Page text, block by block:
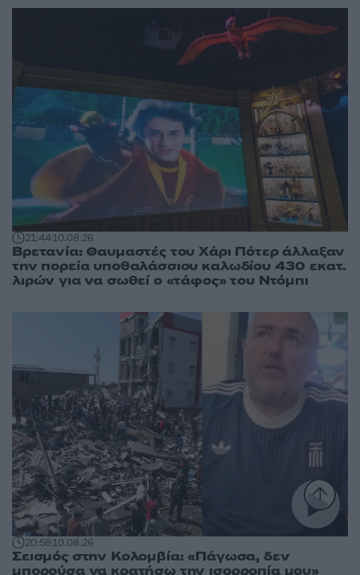
21:4410.08.26
Βρετανία: Θαυμαστές του Χάρι Πότερ άλλαξαν
την πορεία υποθαλάσσιου καλωδίου 430 εκατ.
λιρών για να σωθεί ο «τάφος» του Ντόμπι
20:5810.08.26
Σεισμός στην Κολομβία: «Πάγωσα, δεν
μπορούσα να κρατήσω την ισορροπία μου»